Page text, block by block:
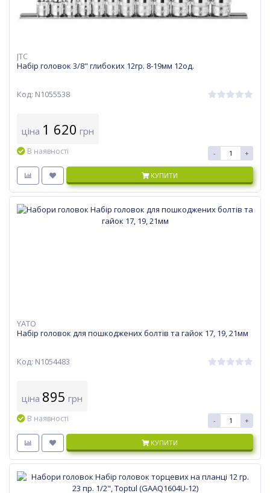
JTC
Набір головок 3/8" глибоких 12гр. 8-19мм 12од.
Код: N1055538
ціна 1 620 грн
В наявності - +
КУПИТИ
YATO
Набір головок для пошкоджених болтів та гайок 17, 19, 21мм
Код: N1054483
ціна 895 грн
В наявності - +
КУПИТИ